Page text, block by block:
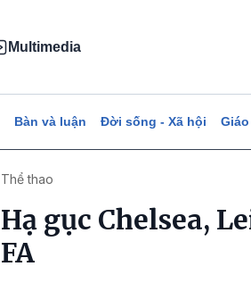
Multimedia
Bàn và luận Đời sống - Xã hội
Thể thao
Hạ gục Chelsea,
FA